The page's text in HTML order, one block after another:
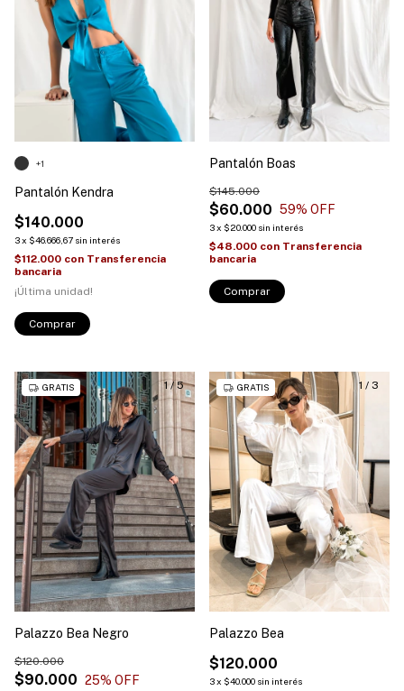
Pantalón Kendra
$140.000
3x $46.666,67 sin interés
$112.000 con Transferencia
bancaria
¡Última unidad!
+1
Comprar
Pantalón Boas
$60.000
$145.000
59% OFF
3x $20.000 sin interés
$48.000 con Transferencia
bancaria
Comprar
1/5
GRATIS
Palazzo Bea Negro
$90.000
$120.000
25% OFF
1 / 3
GRATIS
Palazzo Bea
$120.000
3x $40.000 sin interés